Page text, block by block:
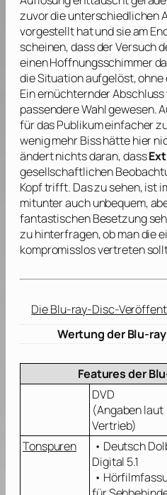
zuvor die unterschiedlichen
vorgestellt hat und sie am
scheinen, dass der Versuch
einen Hoffnungsschimmer
die Situation aufgelöst,
Ein ernüchternder
passendere Wahl gewesen.
für das Publikum einfacher
wenig mehr Biss hätte hier
ändert nichts daran, dass
gesellschaftlichen
Kopf trifft. Das zu sehen, ist
mitunter auch unbequem,
fantastischen Besetzung
zu hinterfragen, ob man die
kompromisslos vertreten
Die Blu-ray-Disc-
Wertung der Blu-
Features der
DVD
(Angaben laut
Vertrieb)
Tonspuren
• Deutsch
Digital 5.1
•